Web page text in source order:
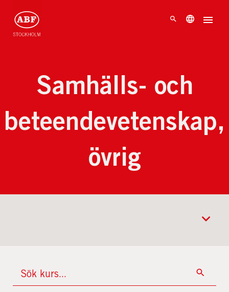
Samhälls- och
beteendevetenskap,
övrig